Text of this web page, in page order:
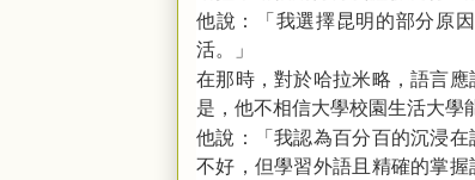
他說：「我選擇昆明的部分原
活。」
在那時，對於哈拉米略，語言
是，他不相信大學校園生活大學
他說：「我認為百分百的沉浸
不好，但學習外語且精確的掌